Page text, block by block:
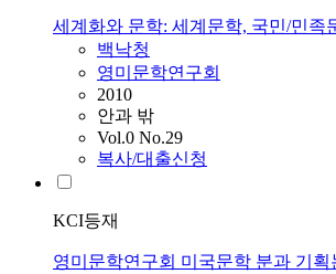
세계화와 문학: 세계문학, 국민/민족
백낙청
영미문학연구회
2010
안과 밖
Vol.0 No.29
복사/대출신청
KCI등재
영미문학연구회 미국문학 분과 기획